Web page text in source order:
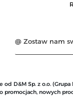
D&M Sp. z o.o.
promocjach, nowych